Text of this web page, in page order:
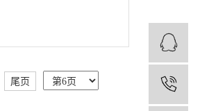
尾页